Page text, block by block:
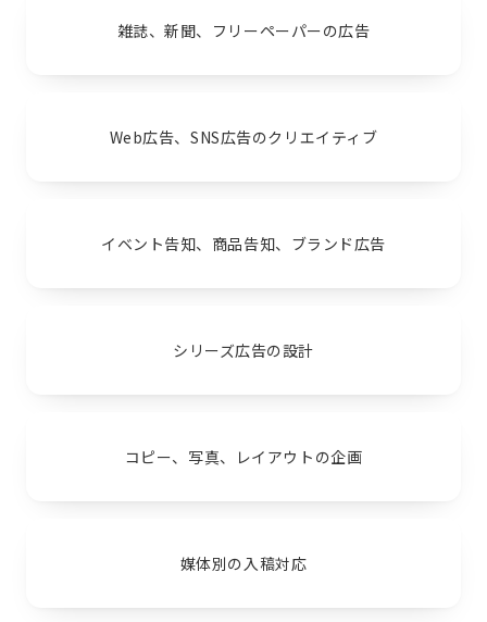
雑誌、新聞、フリーペーパーの広告
Web広告、SNS広告のクリエイティブ
イベント告知、商品告知、ブランド広告
シリーズ広告の設計
コピー、写真、レイアウトの企画
媒体別の入稿対応